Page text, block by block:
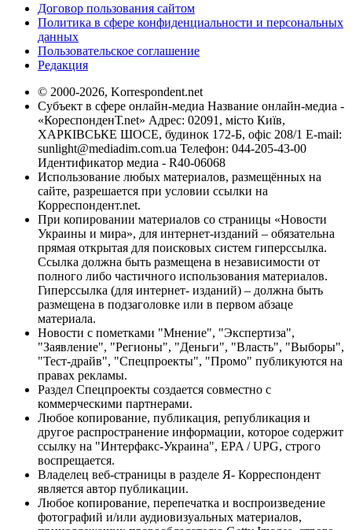
Договор пользования сайтом
Политика в сфере конфиденциальности и персональных
данных
Пользовательское соглашение
Редакция
© 2000-2026, Korrespondent.net
Субъект в сфере онлайн-медиа Название онлайн-медиа -
«КореспонденТ.net» Адрес: 02091, місто Київ,
ХАРКІВСЬКЕ ШОСЕ, будинок 172-Б, офіс 208/1 E-mail:
sunlight@mediadim.com.ua Телефон: 044-205-43-00
Идентификатор медиа - R40-06068
Использование любых материалов, размещённых на
сайте, разрешается при условии ссылки на
Корреспондент.net.
При копировании материалов со страницы «Новости
Украины и мира», для интернет-изданий – обязательна
прямая открытая для поисковых систем гиперссылка.
Ссылка должна быть размещена в независимости от
полного либо частичного использования материалов.
Гиперссылка (для интернет- изданий) – должна быть
размещена в подзаголовке или в первом абзаце
материала.
Новости с пометками "Мнение", "Экспертиза",
"Заявление", "Регионы", "Деньги", "Власть", "Выборы",
"Тест-драйв", "Спецпроекты", "Промо" публикуются на
правах рекламы.
Раздел Спецпроекты создается совместно с
коммерческими партнерами.
Любое копирование, публикация, републикация и
другое распространение информации, которое содержит
ссылку на "Интерфакс-Украина", EPA / UPG, строго
воспрещается.
Владелец веб-страницы в разделе Я- Корреспондент
является автор публикации.
Любое копирование, перепечатка и воспроизведение
фотографий и/или аудиовизуальных материалов,